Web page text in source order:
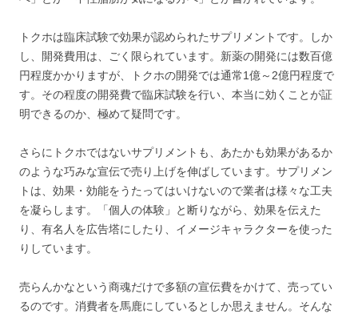
トクホは臨床試験で効果が認められたサプリメントです。しか
し、開発費用は、ごく限られています。新薬の開発には数百億
円程度かかりますが、トクホの開発では通常1億～2億円程度で
す。その程度の開発費で臨床試験を行い、本当に効くことが証
明できるのか、極めて疑問です。
さらにトクホではないサプリメントも、あたかも効果があるか
のような巧みな宣伝で売り上げを伸ばしています。サプリメン
トは、効果・効能をうたってはいけないので業者は様々な工夫
を凝らします。「個人の体験」と断りながら、効果を伝えた
り、有名人を広告塔にしたり、イメージキャラクターを使った
りしています。
売らんかなという商魂だけで多額の宣伝費をかけて、売ってい
るのです。消費者を馬鹿にしているとしか思えません。そんな